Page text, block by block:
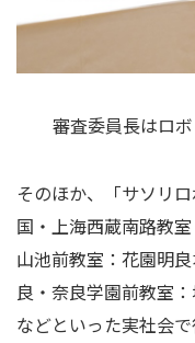
審査委員長はロ
そのほか、「サソリ
国・上海西蔵南路教
山池前教室：花園明
良・奈良学園前教室
などといった実社会